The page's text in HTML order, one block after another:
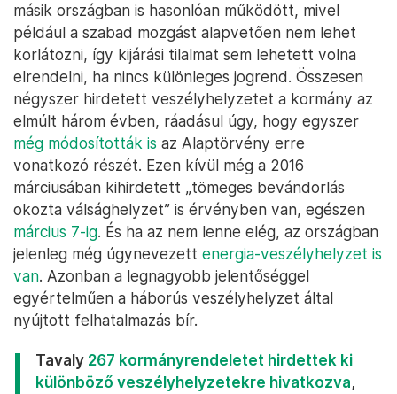
másik országban is hasonlóan működött, mivel
például a szabad mozgást alapvetően nem lehet
korlátozni, így kijárási tilalmat sem lehetett volna
elrendelni, ha nincs különleges jogrend. Összesen
négyszer hirdetett veszélyhelyzetet a kormány az
elmúlt három évben, ráadásul úgy, hogy egyszer
még módosították is az Alaptörvény erre
vonatkozó részét. Ezen kívül még a 2016
márciusában kihirdetett „tömeges bevándorlás
okozta válsághelyzet” is érvényben van, egészen
március 7-ig. És ha az nem lenne elég, az országban
jelenleg még úgynevezett energia-veszélyhelyzet is
van. Azonban a legnagyobb jelentőséggel
egyértelműen a háborús veszélyhelyzet által
nyújtott felhatalmazás bír.
Tavaly 267 kormányrendeletet hirdettek ki
különböző veszélyhelyzetekre hivatkozva,